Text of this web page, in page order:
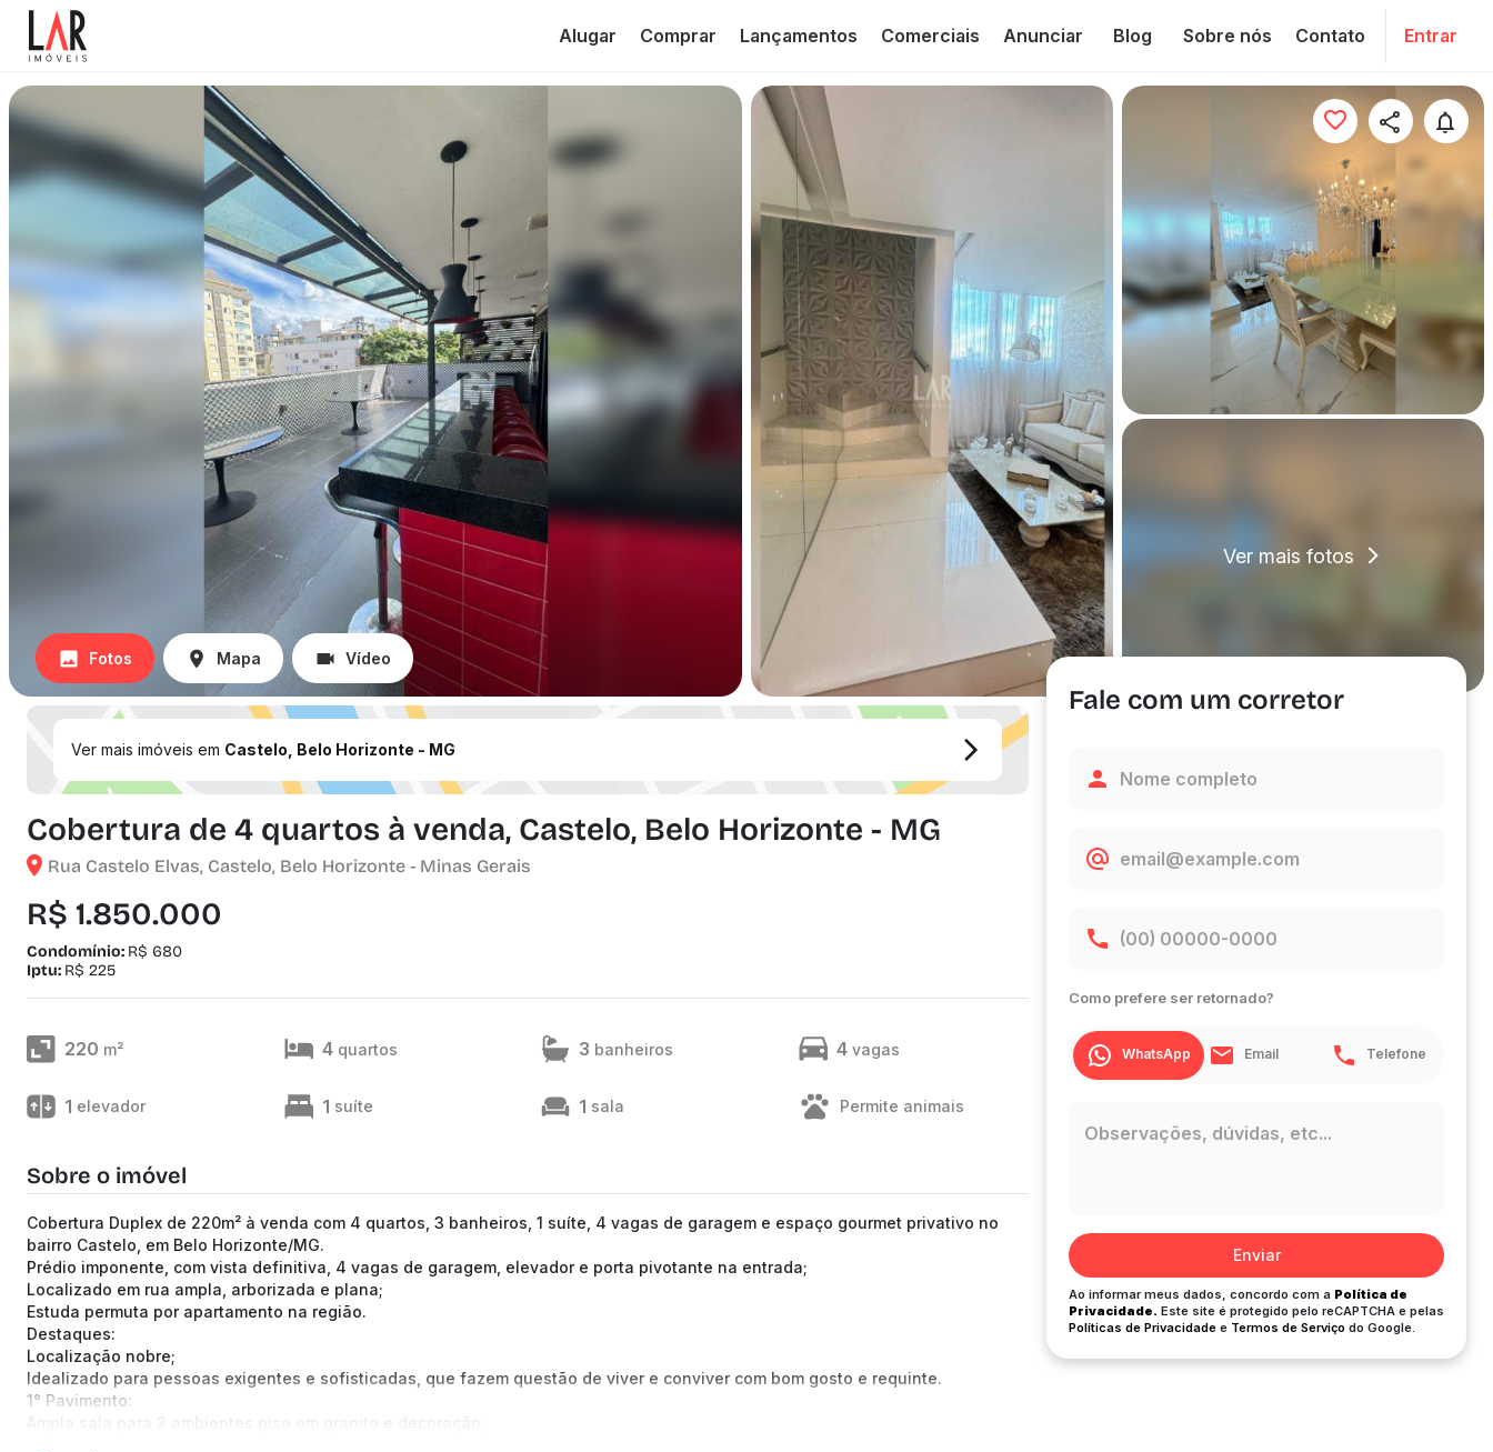
Alugar Comprar Lançamentos Comerciais Anunciar Blog Sobre nós Contato Entrar
Ver mais fotos
Fotos Mapa Vídeo
Ver mais imóveis em Castelo, Belo Horizonte - MG
Cobertura de 4 quartos à venda, Castelo, Belo Horizonte - MG
Rua Castelo Elvas, Castelo, Belo Horizonte - Minas Gerais
R$ 1.850.000
Condomínio: R$ 680
Iptu: R$ 225
220 m² 4 quartos 3 banheiros 4 vagas
1 elevador 1 suíte 1 sala Permite animais
Sobre o imóvel
Cobertura Duplex de 220m² à venda com 4 quartos, 3 banheiros, 1 suíte, 4 vagas de garagem e espaço gourmet privativo no
bairro Castelo, em Belo Horizonte/MG.
Prédio imponente, com vista definitiva, 4 vagas de garagem, elevador e porta pivotante na entrada;
Localizado em rua ampla, arborizada e plana;
Estuda permuta por apartamento na região.
Destaques:
Localização nobre;
Idealizado para pessoas exigentes e sofisticadas, que fazem questão de viver e conviver com bom gosto e requinte.
1° Pavimento:
Ampla sala para 2 ambientes piso em granito e decoração;
Fale com um corretor
Como prefere ser retornado?
WhatsApp Email Telefone
Enviar
Ao informar meus dados, concordo com a Política de
Privacidade. Este site é protegido pelo reCAPTCHA e pelas
Políticas de Privacidade e Termos de Serviço do Google.